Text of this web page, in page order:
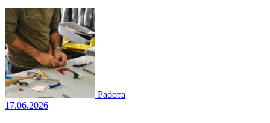
Работа
17.06.2026